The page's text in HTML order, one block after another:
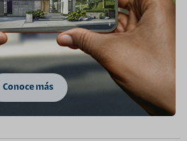
Conoce más